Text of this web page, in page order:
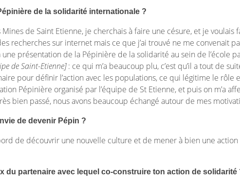
de la solidarité internationale ?
Mines de Saint Etienne, je cherchais à faire une césure, et je voulais
recherches sur internet mais ce que j’ai trouvé ne me convenait
une présentation de la Pépinière de la solidarité au sein de l’école
de Saint-Etienne]: ce qui m’a beaucoup plu, c’est qu’il a tout de
pour définir l’action avec les populations, ce qui légitime le rôle
Pépinière organisé par l’équipe de St Etienne, et puis on m’a
bien passé, nous avons beaucoup échangé autour de mes
de devenir Pépin ?
de découvrir une nouvelle culture et de mener à bien une
du partenaire avec lequel co-construire ton action de solidarité